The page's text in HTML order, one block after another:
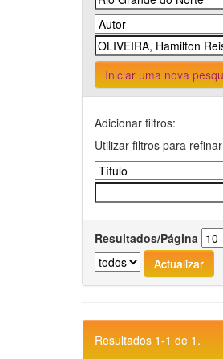
Iniciar uma nova
Adicionar filtros:
Utilizar filtros para
Resultados/Página
Resultados 1-1 de 1.